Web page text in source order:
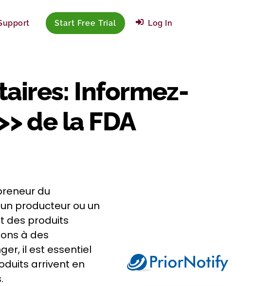
Start Free Trial Log In
Informez-
de la FDA
du
producteur ou un
des produits
à des
il est essentiel
arrivent en